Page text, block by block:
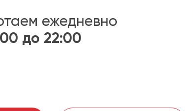
ежедневно
до 22:00